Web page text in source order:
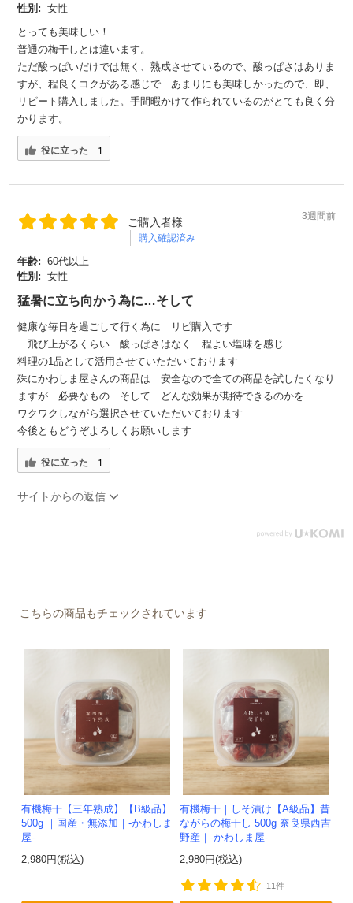
性別: 女性
とっても美味しい！
普通の梅干しとは違います。
ただ酸っぱいだけでは無く、熟成させているので、酸っぱさはありま
すが、程良くコクがある感じで…あまりにも美味しかったので、即、
リピート購入しました。手間暇かけて作られているのがとても良く分
かります。
役に立った 1
ご購入者様
購入確認済み
3週間前
年齢: 60代以上
性別: 女性
猛暑に立ち向かう為に…そして
健康な毎日を過ごして行く為に リピ購入です
飛び上がるくらい 酸っぱさはなく 程よい塩味を感じ
料理の1品として活用させていただいております
殊にかわしま屋さんの商品は 安全なので全ての商品を試したくなり
ますが 必要なもの そして どんな効果が期待できるのかを
ワクワクしながら選択させていただいております
今後ともどうぞよろしくお願いします
役に立った 1
サイトからの返信
こちらの商品もチェックされています
有機梅干【三年熟成】【B級品】
500g ｜国産・無添加｜-かわしま
屋-
2,980円(税込)
有機梅干｜しそ漬け【A級品】昔
ながらの梅干し 500g 奈良県西吉
野産｜-かわしま屋-
2,980円(税込)
11件